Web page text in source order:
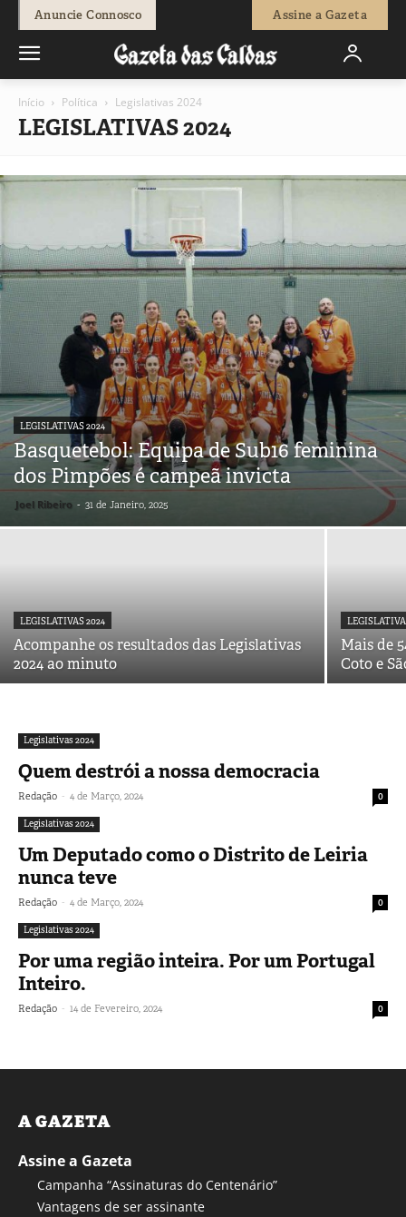
Anuncie Connosco Assine a Gazeta
Início Política Legislativas 2024
LEGISLATIVAS 2024
LEGISLATIVAS 2024
Basquetebol: Equipa de Sub16 feminina
dos Pimpões é campeã invicta
Joel Ribeiro - 31 de Janeiro, 2025
LEGISLATIVAS 2024
Acompanhe os resultados das Legislativas
2024 ao minuto
Mais de
Coto e
Legislativas 2024
Quem destrói a nossa democracia
Redação - 4 de Março, 2024 0
Legislativas 2024
Um Deputado como o Distrito de Leiria
nunca teve
Redação - 4 de Março, 2024 0
Legislativas 2024
Por uma região inteira. Por um Portugal
Inteiro.
Redação - 14 de Fevereiro, 2024 0
A GAZETA
Assine a Gazeta
Campanha “Assinaturas do Centenário”
Vantagens de ser assinante